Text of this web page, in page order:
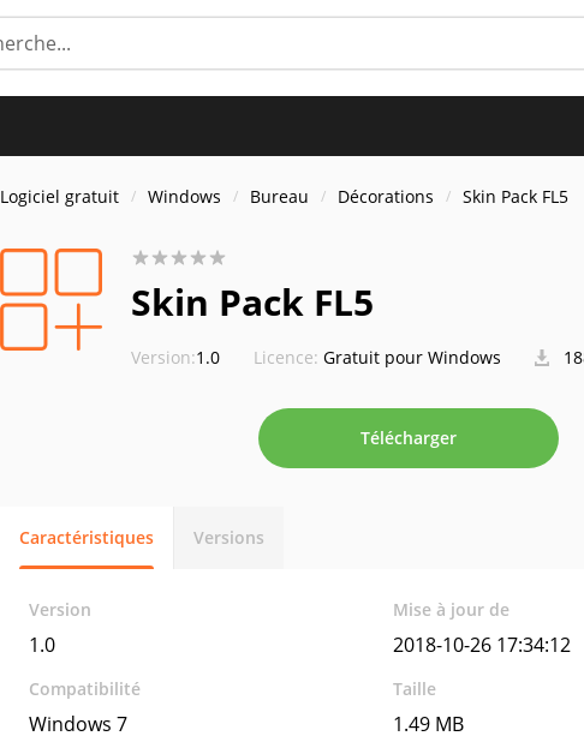
Logiciel gratuit Windows Bureau Décorations Skin Pack FL5
Skin Pack FL5
Version:1.0 Licence: Gratuit pour Windows
Télécharger
Caractéristiques Versions
Version
1.0
Mise à jour de
2018-10-26 17:34:12
Compatibilité
Windows 7
Taille
1.49 MB